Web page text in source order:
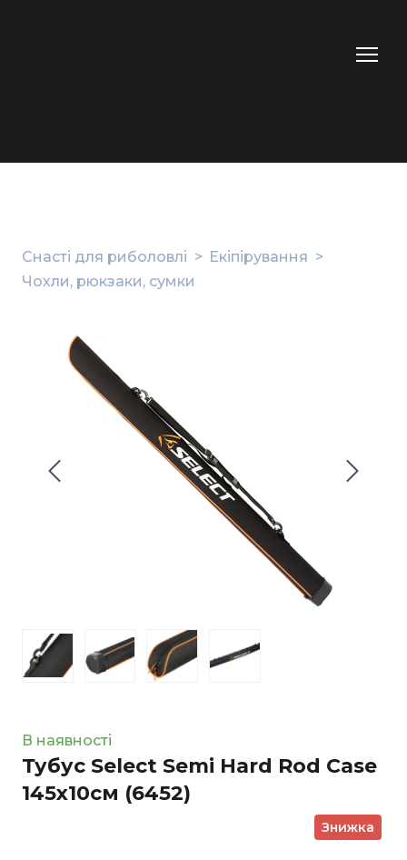
Снасті для риболовлі
Екіпірування
Чохли, рюкзаки, сумки
В наявності
Тубус Select Semi Hard Rod Case
145x10см (6452)
Знижка